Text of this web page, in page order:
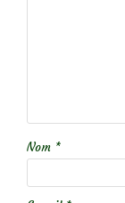
Nom *